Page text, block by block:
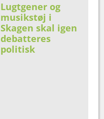
Lugtgener og
musikstøj i
Skagen skal igen
debatteres
politisk